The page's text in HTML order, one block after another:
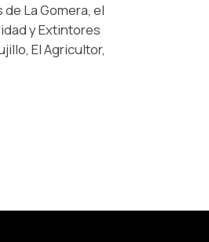
La Gomera, el
y Extintores
El Agricultor,